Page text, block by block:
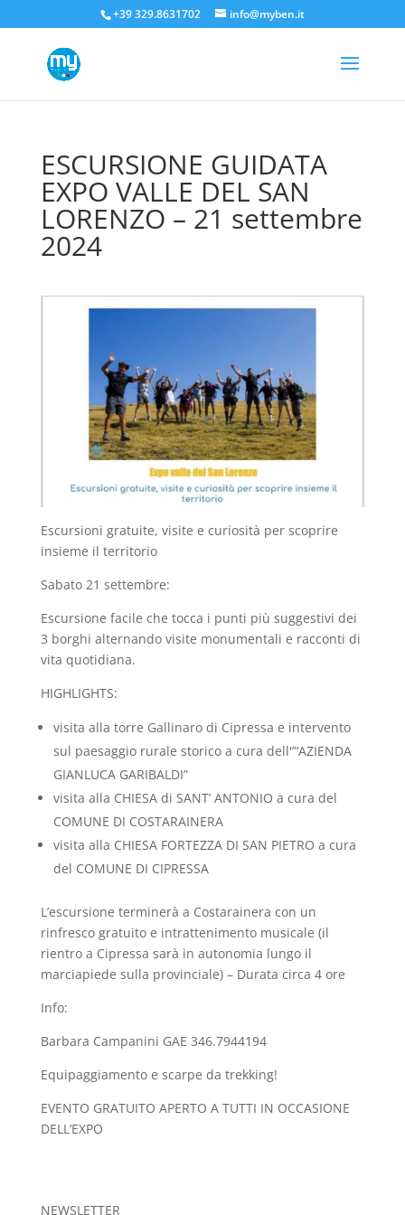
+39 329.8631702 info@myben.it
ESCURSIONE GUIDATA
EXPO VALLE DEL SAN
LORENZO – 21 settembre
2024
Escursioni gratuite, visite e curiosità per scoprire
insieme il territorio
Sabato 21 settembre:
Escursione facile che tocca i punti più suggestivi dei
3 borghi alternando visite monumentali e racconti di
vita quotidiana.
HIGHLIGHTS:
visita alla torre Gallinaro di Cipressa e intervento
sul paesaggio rurale storico a cura dell'”‘AZIENDA
GIANLUCA GARIBALDI”
visita alla CHIESA di SANT’ ANTONIO a cura del
COMUNE DI COSTARAINERA
visita alla CHIESA FORTEZZA DI SAN PIETRO a cura
del COMUNE DI CIPRESSA
L’escursione terminerà a Costarainera con un
rinfresco gratuito e intrattenimento musicale (il
rientro a Cipressa sarà in autonomia lungo il
marciapiede sulla provinciale) – Durata circa 4 ore
Info:
Barbara Campanini GAE 346.7944194
Equipaggiamento e scarpe da trekking!
EVENTO GRATUITO APERTO A TUTTI IN OCCASIONE
DELL’EXPO
NEWSLETTER